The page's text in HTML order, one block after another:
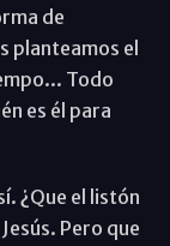
de
planteamos el
Todo
es él para
¿Que el listón
Pero que